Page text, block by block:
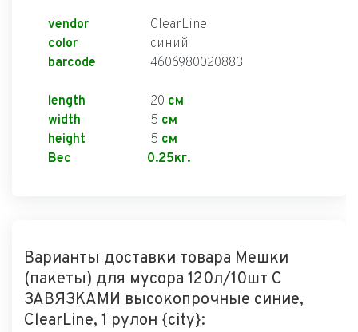
vendor
ClearLine
color
синий
barcode
4606980020883
length 20 см
width
5 см
height
5 см
Вес
0.25кг.
Варианты доставки товара Мешки
(пакеты) для мусора 120л/10шт С
ЗАВЯЗКАМИ высокопрочные синие,
ClearLine, 1 рулон {city}: